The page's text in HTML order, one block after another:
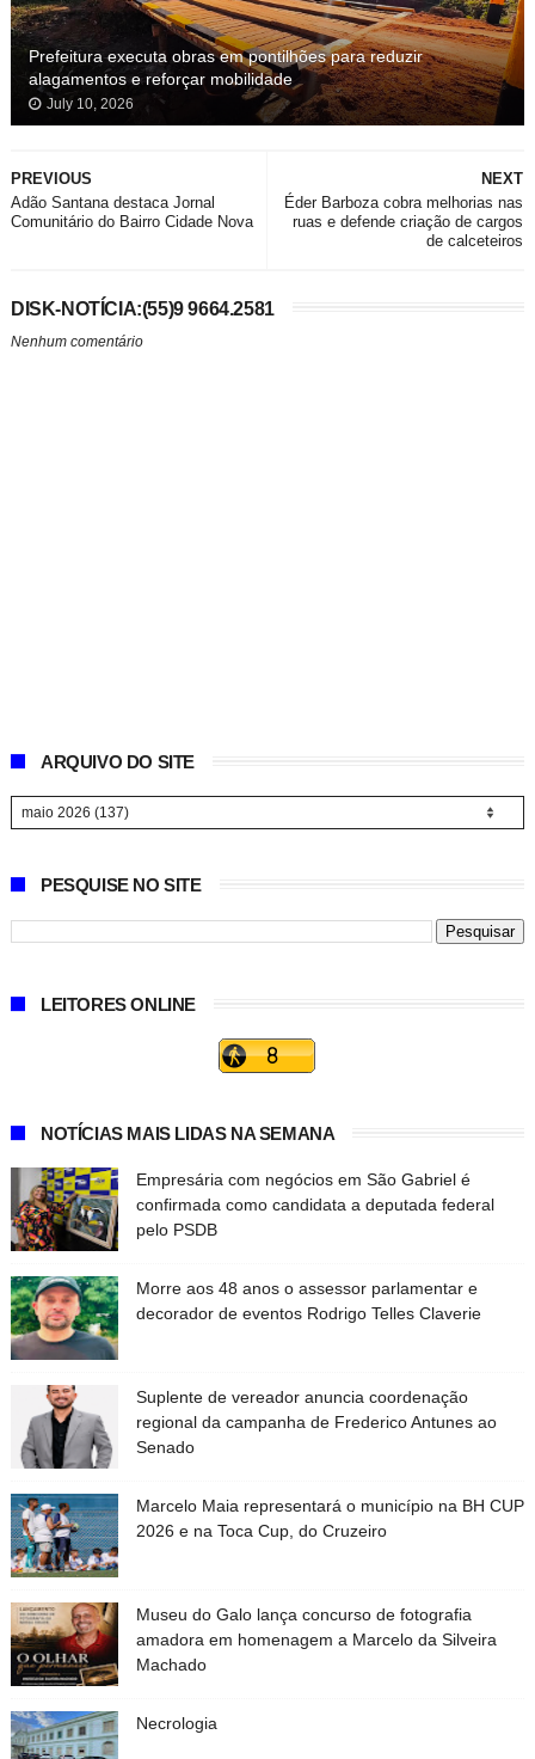
Prefeitura executa obras em pontilhões para reduzir
alagamentos e reforçar mobilidade
July 10, 2026
NEXT
Éder Barboza cobra melhorias nas
ruas e defende criação de cargos
de calceteiros
PREVIOUS
Adão Santana destaca Jornal
Comunitário do Bairro Cidade Nova
DISK-NOTÍCIA:(55)9 9664.2581
Nenhum comentário
ARQUIVO DO SITE
PESQUISE NO SITE
LEITORES ONLINE
NOTÍCIAS MAIS LIDAS NA SEMANA
Empresária com negócios em São Gabriel é
confirmada como candidata a deputada federal
pelo PSDB
Morre aos 48 anos o assessor parlamentar e
decorador de eventos Rodrigo Telles Claverie
Suplente de vereador anuncia coordenação
regional da campanha de Frederico Antunes ao
Senado
Marcelo Maia representará o município na BH CUP
2026 e na Toca Cup, do Cruzeiro
Museu do Galo lança concurso de fotografia
amadora em homenagem a Marcelo da Silveira
Machado
Necrologia